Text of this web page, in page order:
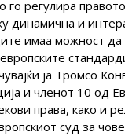
го регулира
динамична и
имаа можност да
ја Тромсо
и членот 10 од
права, како и
суд за